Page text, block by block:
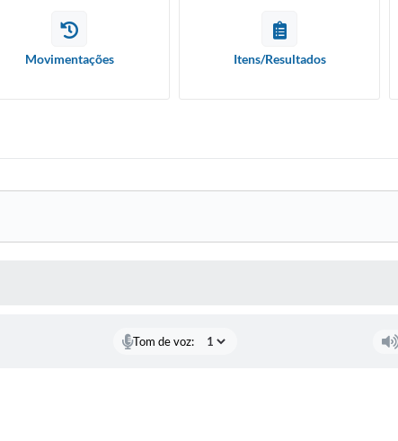
Movimentações Itens/Resultados
Tom de voz: